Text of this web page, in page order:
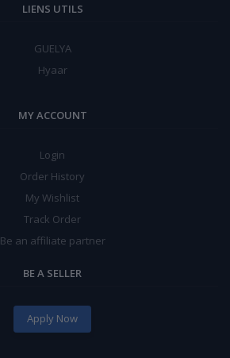
LIENS UTILS
GUELYA
Hyaar
MY ACCOUNT
Login
Order History
My Wishlist
Track Order
Be an affiliate partner
BE A SELLER
Apply Now